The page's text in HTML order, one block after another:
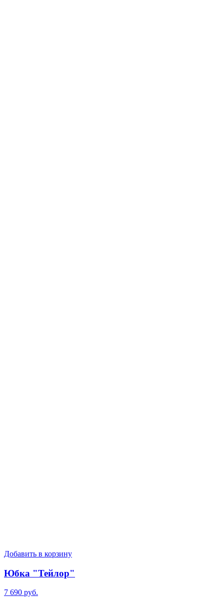
Добавить в корзину
Юбка "Тейлор"
7 690 руб.